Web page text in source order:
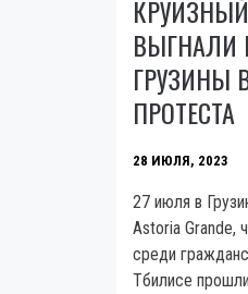
ВЫГНАЛИ
ГРУЗИНЫ
ПРОТЕСТА
28 ИЮЛЯ, 2023
27 июля в
Astoria Grande,
среди
Тбилисе